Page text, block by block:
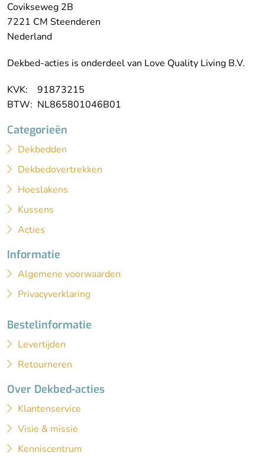
Covikseweg 2B
7221 CM Steenderen
Nederland
Dekbed-acties is onderdeel van Love Quality Living B.V.
KVK: 91873215
BTW: NL865801046B01
Categorieën
Dekbedden
Dekbedovertrekken
Hoeslakens
Kussens
Acties
Informatie
Algemene voorwaarden
Privacyverklaring
Bestelinformatie
Levertijden
Retourneren
Over Dekbed-acties
Klantenservice
Visie & missie
Kenniscentrum